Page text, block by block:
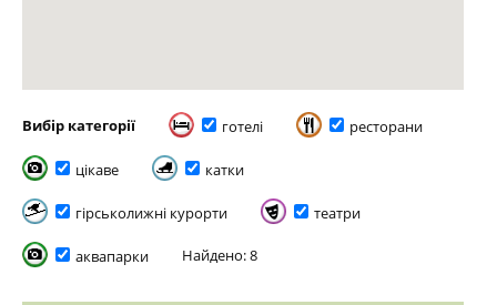
Вибір категорії готелі ресторани
цікаве катки
гірськолижні курорти театри
аквапарки Найдено: 8